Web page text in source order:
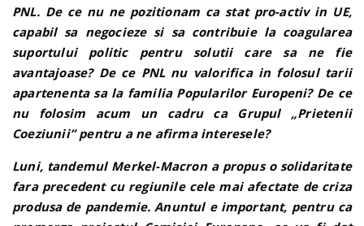
PNL. De ce nu ne pozitionam ca stat pro-activ in UE,
capabil sa negocieze si sa contribuie la coagularea
suportului politic pentru solutii care sa ne fie
avantajoase? De ce PNL nu valorifica in folosul tarii
apartenenta sa la familia Popularilor Europeni? De ce
nu folosim acum un cadru ca Grupul „Prietenii
Coeziunii” pentru a ne afirma interesele?
Luni, tandemul Merkel-Macron a propus o solidaritate
fara precedent cu regiunile cele mai afectate de criza
produsa de pandemie. Anuntul e important, pentru ca